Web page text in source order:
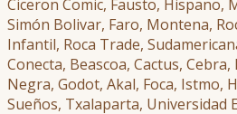
Ciceron Comic, Fausto, Hispano,
Simón Bolivar, Faro, Montena,
Infantil, Roca Trade,
Conecta, Beascoa, Cactus,
Negra, Godot, Akal, Foca, Istmo,
Sueños, Txalaparta, Universidad